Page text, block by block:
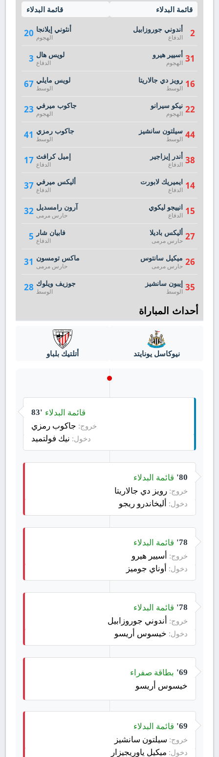
قائمة البدلاء
20 أنثوني إيلانجا
الهجوم
3 لويس هال
الدفاع
67 لويس مايلي
الوسط
23 جاكوب ميرفي
الهجوم
41 جاكوب رمزي
الوسط
17 إميل كرافث
الدفاع
37 أليكس ميرفي
الدفاع
32 آرون رامسديل
حارس مرمى
5 فابيان شار
الدفاع
31 ماكس تومسون
حارس مرمى
28 جوزيف ويلوك
الوسط
قائمة البدلاء
2 أندوني جوروزابيل
الدفاع
31 أسيير هيرو
الهجوم
16 رويز دي جالاريتا
الوسط
22 نيكو سيرانو
الهجوم
44 سيلتون سانشيز
الوسط
38 أندر إيزاجير
الدفاع
14 ايميريك لابورت
الدفاع
15 انييجو ليكوي
الدفاع
27 أليكس باديلا
حارس مرمى
26 ميكيل سانتوس
حارس مرمى
35 إيبون سانشيز
الوسط
أحداث المباراة
نيوكاسل يونايتد أتلتيك بلباو
83' قائمة البدلاء
خروج: جاكوب رمزي
دخول: نيك فولتميد
80' قائمة البدلاء
خروج: رويز دي جالاريتا
دخول: أليخاندرو ريجو
78' قائمة البدلاء
خروج: أسيير هيرو
دخول: أوناي جوميز
78' قائمة البدلاء
خروج: أندوني جوروزابيل
دخول: خيسوس أريسو
69' بطاقة صفراء
خيسوس أريسو
69' قائمة البدلاء
خروج: سيلتون سانشيز
دخول: ميكيل ياوريجيزار